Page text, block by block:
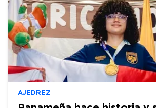
AJEDREZ